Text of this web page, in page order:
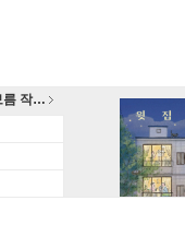
뮤지컬 〈휴남동 서점〉X 황보름 작가 북토크